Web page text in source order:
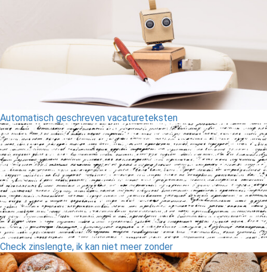
Automatisch geschreven vacatureteksten
Check zinslengte, ik kan niet meer zonder